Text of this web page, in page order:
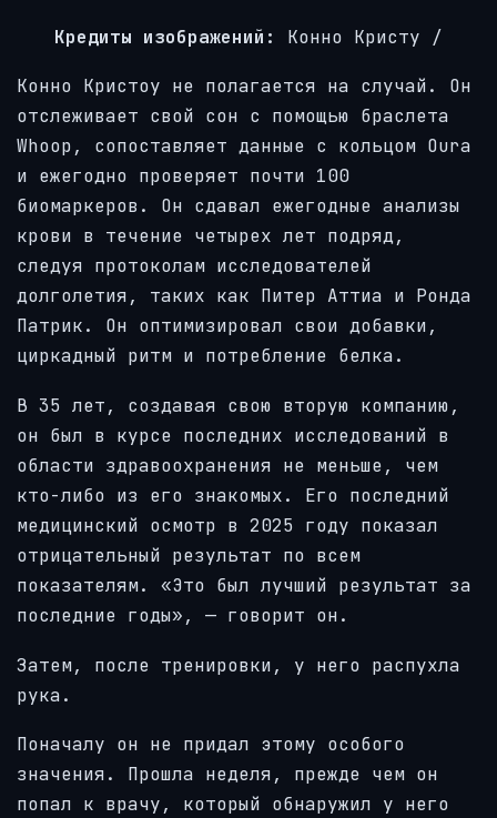
Кредиты изображений: Конно Кристу /
Конно Кристоу не полагается на случай. Он
отслеживает свой сон с помощью браслета
Whoop, сопоставляет данные с кольцом Oura
и ежегодно проверяет почти 100
биомаркеров. Он сдавал ежегодные анализы
крови в течение четырех лет подряд,
следуя протоколам исследователей
долголетия, таких как Питер Аттиа и Ронда
Патрик. Он оптимизировал свои добавки,
циркадный ритм и потребление белка.
В 35 лет, создавая свою вторую компанию,
он был в курсе последних исследований в
области здравоохранения не меньше, чем
кто-либо из его знакомых. Его последний
медицинский осмотр в 2025 году показал
отрицательный результат по всем
показателям. «Это был лучший результат за
последние годы», — говорит он.
Затем, после тренировки, у него распухла
рука.
Поначалу он не придал этому особого
значения. Прошла неделя, прежде чем он
попал к врачу, который обнаружил у него